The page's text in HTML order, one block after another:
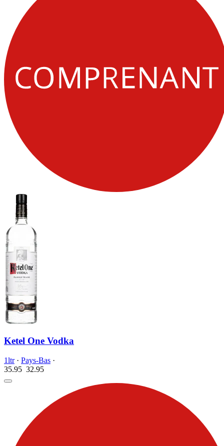
Ketel One Vodka
1ltr· Pays-Bas ·
35.95 32.95